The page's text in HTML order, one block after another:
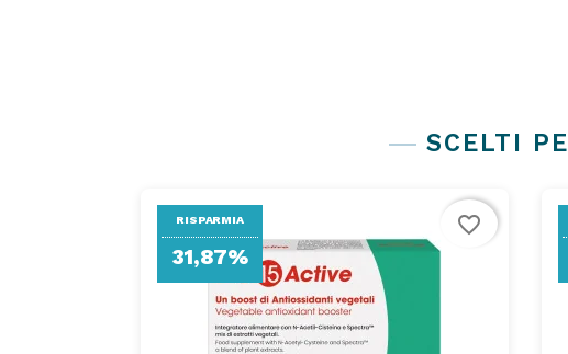
SCELTI
RISPARMIA
31,87%
favorite_border